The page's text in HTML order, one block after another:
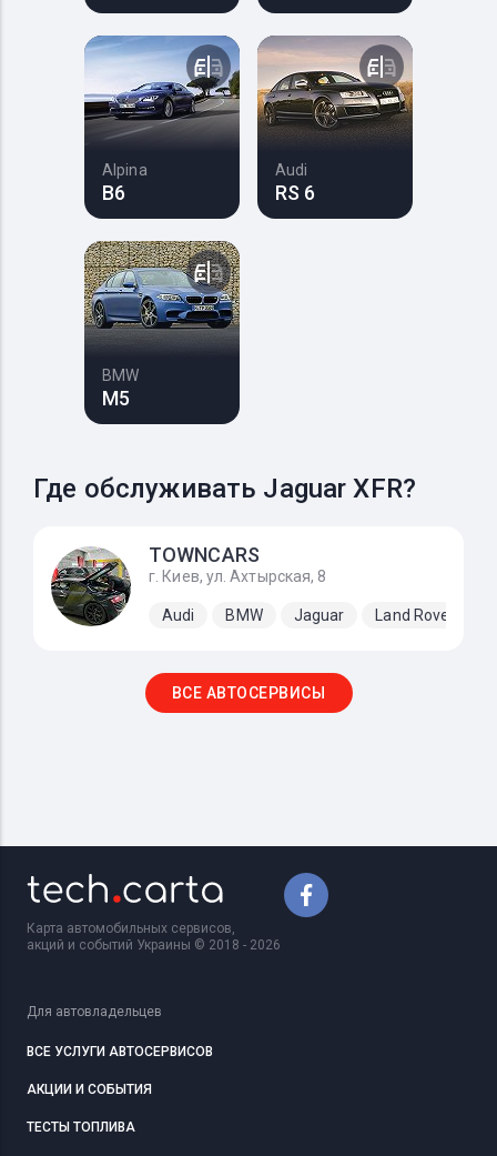
Alpina
B6
Audi
RS 6
BMW
M5
Где обслуживать Jaguar XFR?
TOWNCARS
г. Киев, ул. Ахтырская, 8
Audi BMW Jaguar Land Rover
ВСЕ АВТОСЕРВИСЫ
Карта автомобильных сервисов,
акций и событий Украины © 2018 - 2026
Для автовладельцев
ВСЕ УСЛУГИ АВТОСЕРВИСОВ
АКЦИИ И СОБЫТИЯ
ТЕСТЫ ТОПЛИВА